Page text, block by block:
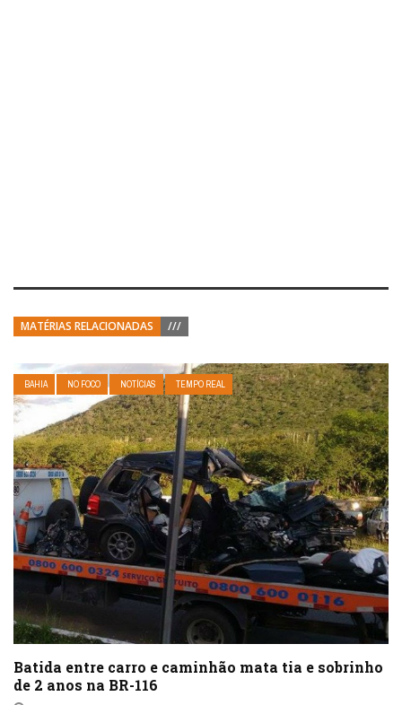
MATÉRIAS RELACIONADAS ///
BAHIA NO FOCO NOTÍCIAS TEMPO REAL
Batida entre carro e caminhão mata tia e sobrinho
de 2 anos na BR-116